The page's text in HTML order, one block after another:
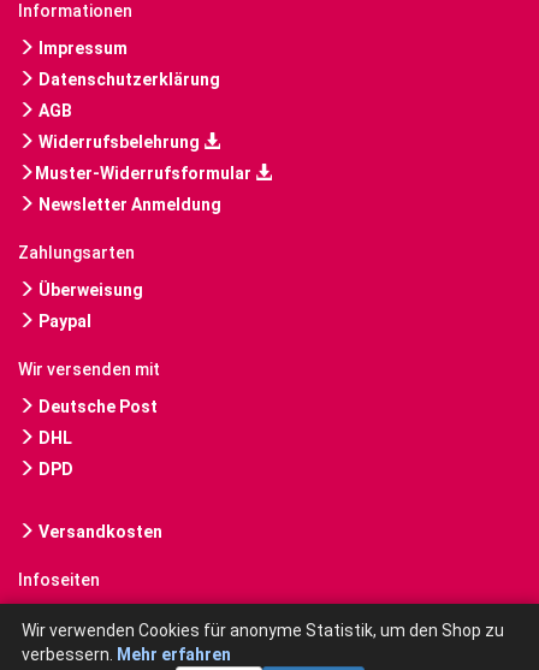
Informationen
Impressum
Datenschutzerklärung
AGB
Widerrufsbelehrung
Muster-Widerrufsformular
Newsletter Anmeldung
Zahlungsarten
Überweisung
Paypal
Wir versenden mit
Deutsche Post
DHL
DPD
Versandkosten
Infoseiten
Wir verwenden Cookies für anonyme Statistik, um den Shop zu
verbessern.
Mehr erfahren